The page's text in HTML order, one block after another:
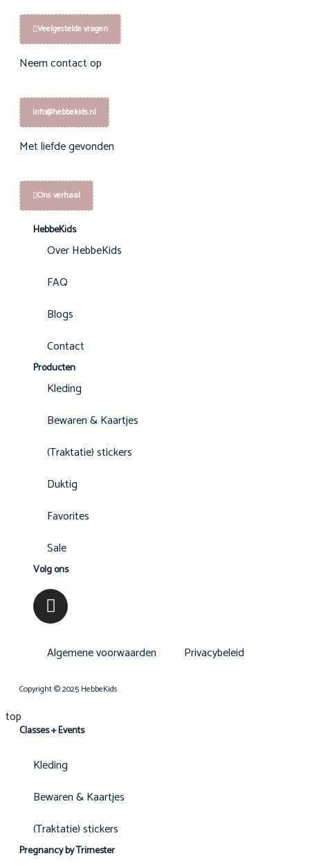
Veelgestelde vragen
Neem contact op
info@hebbekids.nl
Met liefde gevonden
Ons verhaal
Volg ons
Algemene voorwaarden Privacybeleid
Duktig
Favorites
Sale
Producten
Kleding
Bewaren & Kaartjes
(Traktatie) stickers
HebbeKids
Over HebbeKids
FAQ
Blogs
Contact
Copyright © 2025 HebbeKids
top
Classes + Events
Kleding
Bewaren & Kaartjes
(Traktatie) stickers
Pregnancy by Trimester